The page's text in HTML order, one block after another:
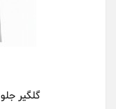
گلگیر